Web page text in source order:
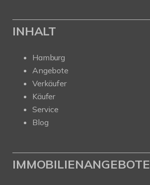
INHALT
Hamburg
Angebote
Verkäufer
Käufer
Service
Blog
IMMOBILIENANGEBOTE